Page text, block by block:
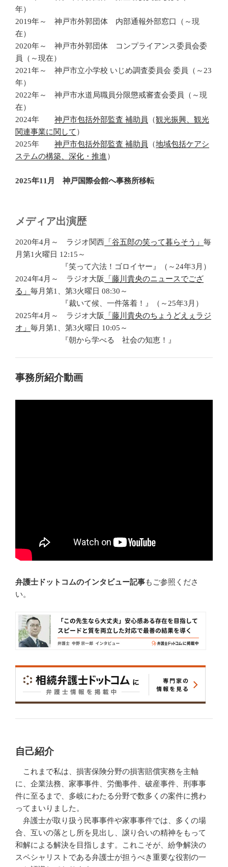
年）
2019年～ 神戸市外郭団体 内部通報外部窓口（～現
在）
2020年～ 神戸市外郭団体 コンプライアンス委員会委
員（～現在）
2021年～ 神戸市立小学校 いじめ調査委員会 委員（～23
年）
2022年～ 神戸市水道局職員分限懲戒審査会委員（～現
在）
2024年 神戸市包括外部監査 補助員 （観光振興、観光
関連事業に関して ）
2025年 神戸市包括外部監査 補助員 （地域包括ケアシ
ステムの構築、深化・推進）
2025年11月 神戸国際会館へ事務所移転
メディア出演歴
2020年4月～ ラジオ関西 「谷五郎の笑って暮らそう」 毎
月第1火曜日 12:15～
『笑って六法！ゴロイヤー』（～24年3月）
2024年4月～ ラジオ大阪
「藤川貴央のニュースでござ
る」 毎月第1、第3火曜日 08:30～
『裁いて候、一件落着！』（～25年3月）
2025年4月～ ラジオ大阪
「藤川貴央のちょうどえぇラジ
オ」 毎月第1、第3火曜日 10:05～
『朝から学べる 社会の知恵！』
事務所紹介動画
弁護士ドットコムのインタビュー記事もご参照くださ
い。
自己紹介
これまで私は、損害保険分野の損害賠償実務を主軸
に、企業法務、家事事件、労働事件、破産事件、刑事事
件に至るまで、多岐にわたる分野で数多くの案件に携わ
ってまいりました。
弁護士が取り扱う民事事件や家事事件では、多くの場
合、互いの落とし所を見出し、譲り合いの精神をもって
和解による解決を目指します。これこそが、紛争解決の
スペシャリストである弁護士が担うべき重要な役割の一